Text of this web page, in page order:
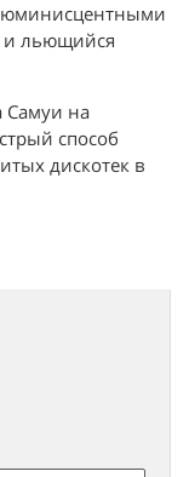
и льющийся
Самуи на
способ
дискотек в